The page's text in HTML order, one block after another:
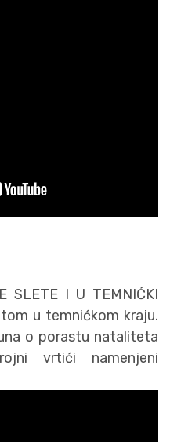
SLETE I U TEMNIĆKI
u temnićkom kraju.
o porastu nataliteta
vrtići namenjeni